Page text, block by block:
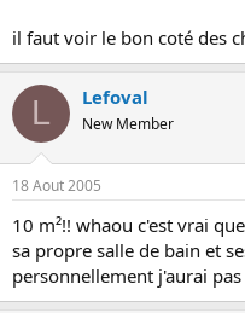
il faut voir le bon coté des
L Lefoval
New Member
18 Aout 2005
10 m²!! whaou c'est vrai
sa propre salle de bain et
personnellement j'aurai pas